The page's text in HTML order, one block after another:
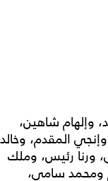
شاهين،
المقدم، وخالد
رئيس، وملك
ومحمد سامي،